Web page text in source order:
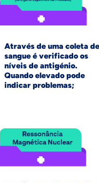
Através de uma coleta de
sangue é verificado os
níveis de antigénio.
Quando elevado pode
indicar problemas;